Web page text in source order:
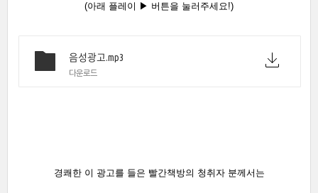
(아래 플레이 ▶ 버튼을 눌러주세요!)
음성광고.mp3
다운로드
경쾌한 이 광고를 들은 빨간책방의 청취자 분께서는